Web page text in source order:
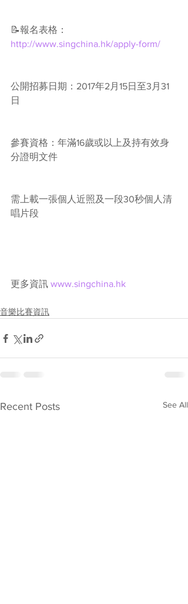
📝報名表格：
http://www.singchina.hk/apply-form/
公開招募日期：2017年2月15日至3月31
日
參賽資格：年滿16歲或以上及持有效身
分證明文件
需上載一張個人近照及一段30秒個人清
唱片段
更多資訊 www.singchina.hk
音樂比賽資訊
Recent Posts See All